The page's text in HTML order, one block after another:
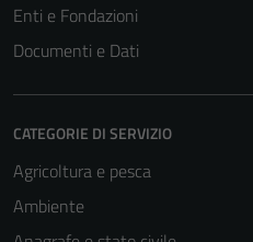
Enti e Fondazioni
Documenti e Dati
CATEGORIE DI SERVIZIO
Agricoltura e pesca
Ambiente